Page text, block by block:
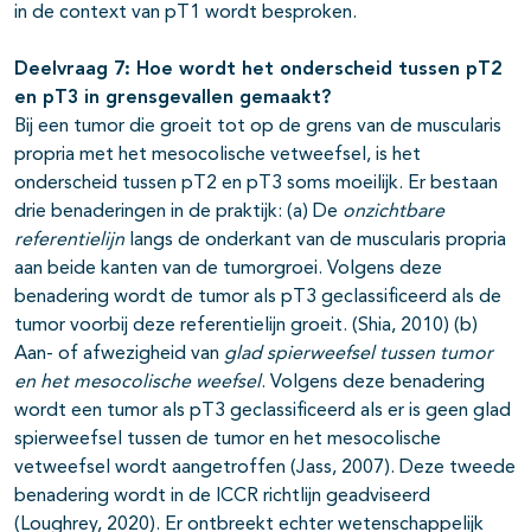
in de context van pT1 wordt besproken.
Deelvraag 7: Hoe wordt het onderscheid tussen pT2
en pT3 in grensgevallen gemaakt?
Bij een tumor die groeit tot op de grens van de muscularis
propria met het mesocolische vetweefsel, is het
onderscheid tussen pT2 en pT3 soms moeilijk. Er bestaan
drie benaderingen in de praktijk: (a) De onzichtbare
referentielijn langs de onderkant van de muscularis propria
aan beide kanten van de tumorgroei. Volgens deze
benadering wordt de tumor als pT3 geclassificeerd als de
tumor voorbij deze referentielijn groeit. (Shia, 2010) (b)
Aan- of afwezigheid van glad spierweefsel tussen tumor
en het mesocolische weefsel. Volgens deze benadering
wordt een tumor als pT3 geclassificeerd als er is geen glad
spierweefsel tussen de tumor en het mesocolische
vetweefsel wordt aangetroffen (Jass, 2007). Deze tweede
benadering wordt in de ICCR richtlijn geadviseerd
(Loughrey, 2020). Er ontbreekt echter wetenschappelijk